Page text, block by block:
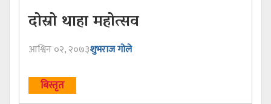
दोस्रो थाहा महोत्सव
आश्विन ०२, २०७३शुभराज गोले
बिस्तृत